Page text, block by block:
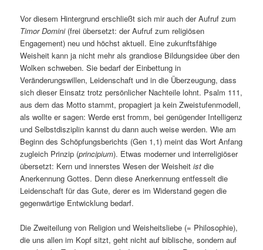
Vor diesem Hintergrund erschließt sich mir auch der Aufruf zum
Timor Domini(frei übersetzt: der Aufruf zum religiösen
Engagement) neu und höchst aktuell. Eine zukunftsfähige
Weisheit kann ja nicht mehr als grandiose Bildungsidee über den
Wolken schweben. Sie bedarf der Einbettung in
Veränderungswillen, Leidenschaft und in die Überzeugung, dass
sich dieser Einsatz trotz persönlicher Nachteile lohnt. Psalm 111,
aus dem das Motto stammt, propagiert ja kein Zweistufenmodell,
als wollte er sagen: Werde erst fromm, bei genügender Intelligenz
und Selbstdisziplin kannst du dann auch weise werden. Wie am
Beginn des Schöpfungsberichts (Gen 1,1) meint das Wort Anfang
zugleich Prinzip (principium). Etwas moderner und interreligiöser
übersetzt: Kern und innerstes Wesen der Weisheitist die
Anerkennung Gottes. Denn diese Anerkennung entfesselt die
Leidenschaft für das Gute, derer es im Widerstand gegen die
gegenwärtige Entwicklung bedarf.
Die Zweiteilung von Religion und Weisheitsliebe (= Philosophie),
die uns allen im Kopf sitzt, geht nicht auf biblische, sondern auf